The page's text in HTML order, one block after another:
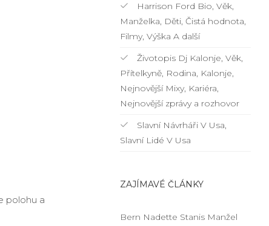
polohu a
Harrison Ford Bio, Věk,
Manželka, Děti, Čistá hodnota,
Filmy, Výška A další
Životopis Dj Kalonje, Věk,
Přítelkyně, Rodina, Kalonje,
Nejnovější Mixy, Kariéra,
Nejnovější zprávy a rozhovor
Slavní Návrháři V Usa,
Slavní Lidé V Usa
ZAJÍMAVÉ ČLÁNKY
Bern Nadette Stanis Manžel